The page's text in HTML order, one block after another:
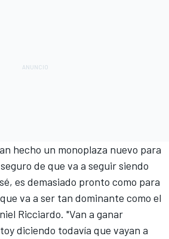
hecho un monoplaza nuevo para
de que va a seguir siendo
es demasiado pronto como para
va a ser tan dominante como el
Ricciardo. "Van a ganar
diciendo todavía que vayan a